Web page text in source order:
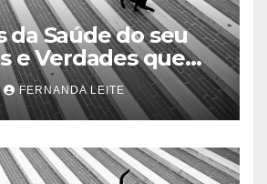
da Saúde do seu
e Verdades que
sua Vida
FERNANDA LEITE